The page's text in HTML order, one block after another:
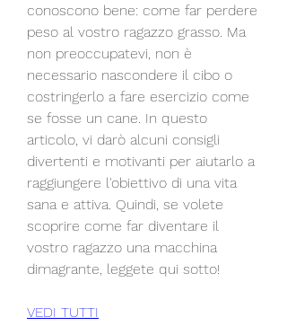
conoscono bene: come far perdere
peso al vostro ragazzo grasso. Ma
non preoccupatevi, non è
necessario nascondere il cibo o
costringerlo a fare esercizio come
se fosse un cane. In questo
articolo, vi darò alcuni consigli
divertenti e motivanti per aiutarlo a
raggiungere l'obiettivo di una vita
sana e attiva. Quindi, se volete
scoprire come far diventare il
vostro ragazzo una macchina
dimagrante, leggete qui sotto!
VEDI TUTTI